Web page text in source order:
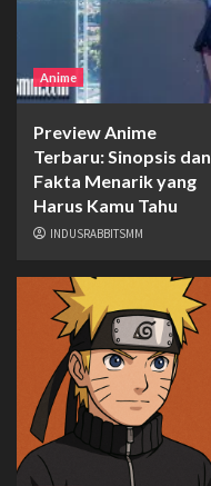
Anime
Preview Anime
Terbaru: Sinopsis dan
Fakta Menarik yang
Harus Kamu Tahu
INDUSRABBITSMM